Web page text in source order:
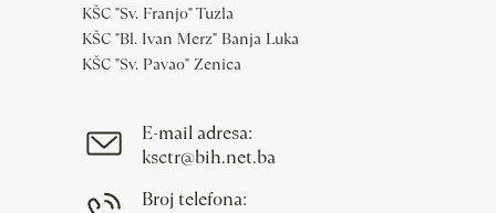
KŠC "Sv. Franjo" Tuzla
KŠC "Bl. Ivan Merz" Banja Luka
KŠC "Sv. Pavao" Zenica
E-mail adresa:
ksctr@bih.net.ba
Broj telefona: